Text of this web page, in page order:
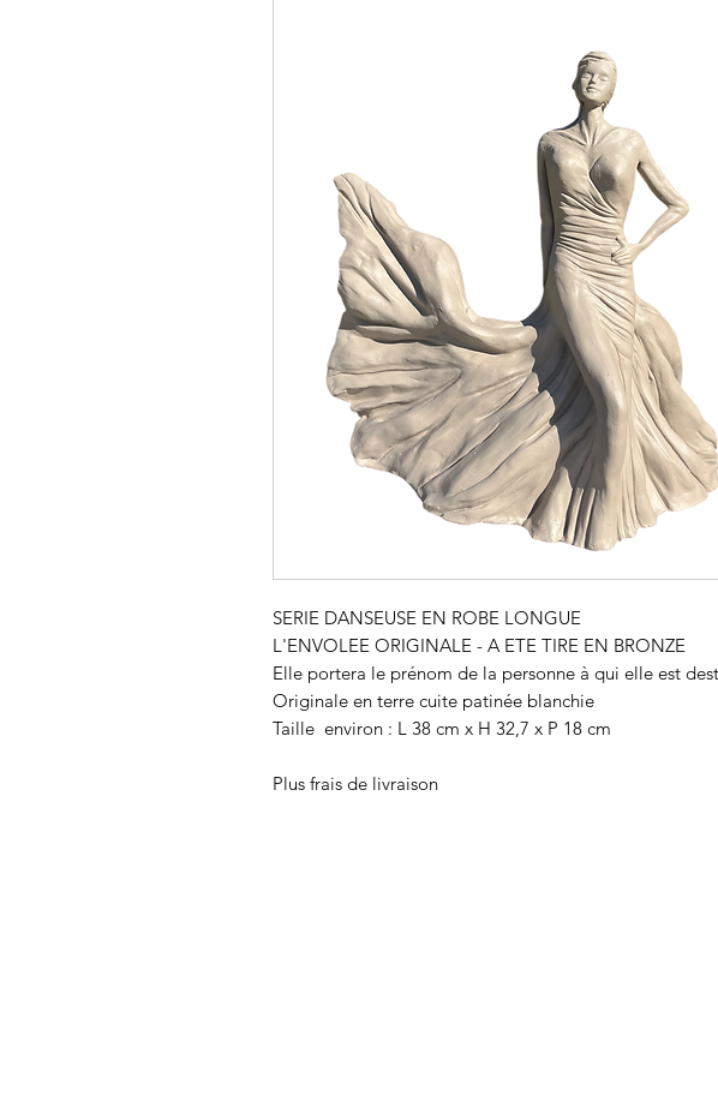
SERIE DANSEUSE EN ROBE LONGUE
L'ENVOLEE ORIGINALE - A ETE TIRE EN BRONZE
Elle portera le prénom de la personne à qui elle est
Originale en terre cuite patinée blanchie
Taille environ : L 38 cm x H 32,7 x P 18 cm
Plus frais de livraison